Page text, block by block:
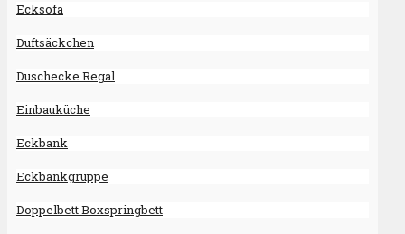
Ecksofa
Duftsäckchen
Duschecke Regal
Einbauküche
Eckbank
Eckbankgruppe
Doppelbett Boxspringbett